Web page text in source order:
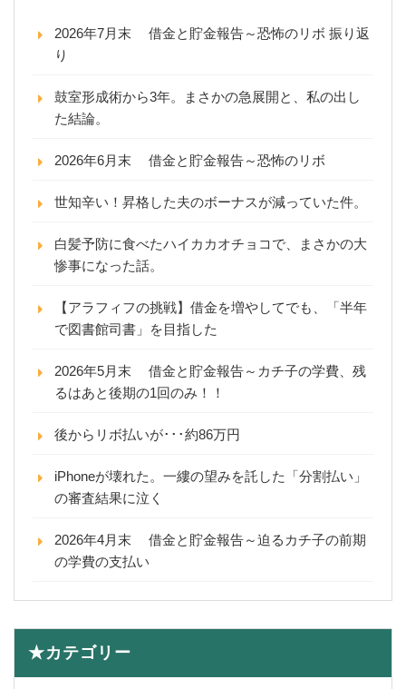
2026年7月末 借金と貯金報告～恐怖のリボ 振り返
り
鼓室形成術から3年。まさかの急展開と、私の出し
た結論。
2026年6月末 借金と貯金報告～恐怖のリボ
世知辛い！昇格した夫のボーナスが減っていた件。
白髪予防に食べたハイカカオチョコで、まさかの大
惨事になった話。
【アラフィフの挑戦】借金を増やしてでも、「半年
で図書館司書」を目指した
2026年5月末 借金と貯金報告～カチ子の学費、残
るはあと後期の1回のみ！！
後からリボ払いが･･･約86万円
iPhoneが壊れた。一縷の望みを託した「分割払い」
の審査結果に泣く
2026年4月末 借金と貯金報告～迫るカチ子の前期
の学費の支払い
★カテゴリー